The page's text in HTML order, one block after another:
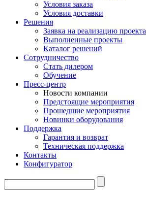
Условия заказа
Условия доставки
Решения
Заявка на реализацию проекта
Выполненные проекты
Каталог решений
Сотрудничество
Стать дилером
Обучение
Пресс-центр
Новости компании
Предстоящие мероприятия
Прошедшие мероприятия
Новинки оборудования
Поддержка
Гарантия и возврат
Техническая поддержка
Контакты
Конфигуратор